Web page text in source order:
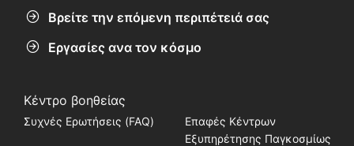
Βρείτε την επόμενη περιπέτειά σας
Εργασίες ανα τον κόσμο
Κέντρο βοηθείας
Συχνές Ερωτήσεις (FAQ)
Επαφές Κέντρων
Εξυπηρέτησης Παγκοσμίως